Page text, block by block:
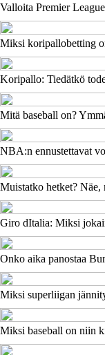
Valloita Premier
Miksi koripallobetting
Koripallo: Tiedätkö
Mitä baseball on?
NBA:n ennustettavat
Muistatko hetket? Näe,
Giro dItalia: Miksi
Onko aika panostaa
Miksi superliigan
Miksi baseball on niin